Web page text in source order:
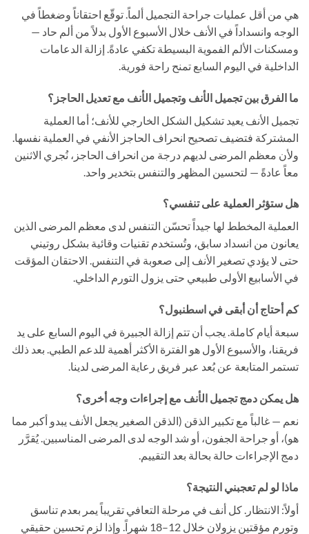
هي من أقل عمليات جراحة التجميل ألماً. توقّع احتقاناً وضغطاً في
الوجه وانسداداً في الأنف خلال الأسبوع الأول بدلاً من ألم حاد —
ومسكنات الألم الفموية البسيطة تكفي عادةً. إزالة الدعامات
الداخلية في اليوم السابع تمنح راحة فورية.
ما الفرق بين تجميل الأنف وتجميل الأنف مع تعديل الحاجز؟
تجميل الأنف يعيد تشكيل الشكل الخارجي للأنف؛ أما العملية
المشتركة فتضيف تصحيح انحراف الحاجز الأنفي في العملية نفسها.
ولأن معظم المرضى لديهم درجة من انحراف الحاجز، نُجري الاثنين
معاً عادةً — لتحسين المظهر والتنفس بتخدير واحد.
هل ستؤثر العملية على تنفسي؟
العملية المخطط لها جيداً تحسّن التنفس لدى معظم المرضى الذين
يعانون من انسداد سابق، وتُستخدم تقنيات وقائية بشكل روتيني
حتى لا يؤدي تصغير الأنف إلى صعوبة في التنفس. الاحتقان المؤقت
في الأسابيع الأولى طبيعي حتى يزول التورم الداخلي.
كم أحتاج أن أبقى في اسطنبول؟
سبعة أيام كاملة. يجب أن تتم إزالة الجبيرة في اليوم السابع على يد
فريقنا، والأسبوع الأول هو الفترة الأكثر أهمية للدعم الطبي. بعد ذلك
تستمر المتابعة عن بُعد عبر فريق رعاية المرضى لدينا.
هل يمكن دمج تجميل الأنف مع إجراءات وجه أخرى؟
نعم — غالباً مع تكبير الذقن (الذقن الصغير يجعل الأنف يبدو أكبر مما
هو)، أو جراحة الجفون، أو شد الوجه لدى المرضى المناسبين. يُقرَّر
دمج الإجراءات حالة بحالة بعد التقييم.
ماذا لو لم تعجبني النتيجة؟
أولاً: الانتظار. كل أنف في مرحلة التعافي تقريباً يمر بعدم تناسق
وتورم مؤقتين يزولان خلال 12–18 شهراً. وإذا لزم تحسين حقيقي